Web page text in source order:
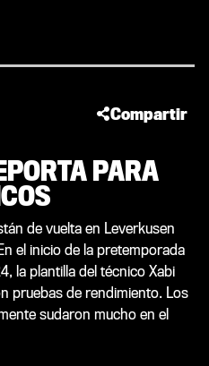
Compartir
PARA
de vuelta en Leverkusen
el inicio de la pretemporada
la plantilla del técnico Xabi
pruebas de rendimiento. Los
sudaron mucho en el